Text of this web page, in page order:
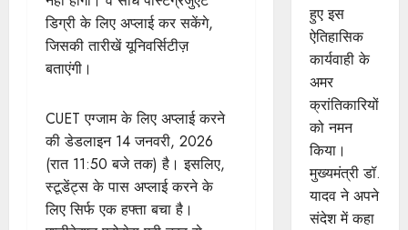
डिग्री के लिए अप्लाई कर सकेंगे,
जिसकी तारीखें यूनिवर्सिटीज़
बताएंगी।
CUET एग्जाम के लिए अप्लाई करने
की डेडलाइन 14 जनवरी, 2026
(रात 11:50 बजे तक) है। इसलिए,
स्टूडेंट्स के पास अप्लाई करने के
लिए सिर्फ एक हफ्ता बचा है।
हुए इस
ऐतिहासिक
कार्यवाही के
अमर
क्रांतिकारियों
को नमन
किया।
मुख्यमंत्री डॉ.
यादव ने अपने
संदेश में कहा